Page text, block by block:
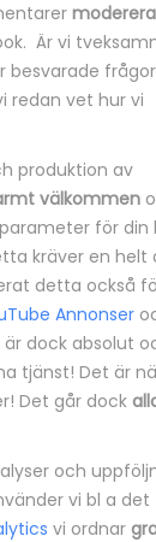
Är vi
redan vet hur vi
produktion av
välkommen
för din
kräver en helt
detta också
Annonser
är dock absolut
tjänst! Det är
Det går dock
och
vi bl a det
vi ordnar